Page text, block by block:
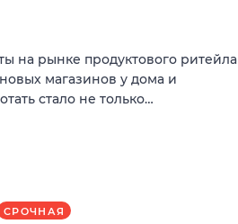
на рынке продуктового ритейла
магазинов у дома и
стало не только…
СРОЧНАЯ